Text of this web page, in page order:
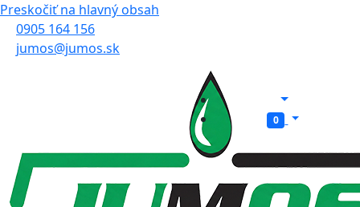
Preskočiť na hlavný obsah
0905 164 156
jumos@jumos.sk
0